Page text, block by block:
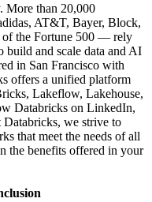
More than 20,000
AT&T, Bayer, Block,
of the Fortune 500 — rely
and scale data and AI
in San Francisco with
offers a unified platform
Lakeflow, Lakehouse,
Databricks on LinkedIn,
Databricks, we strive to
that meet the needs of all
the benefits offered in your